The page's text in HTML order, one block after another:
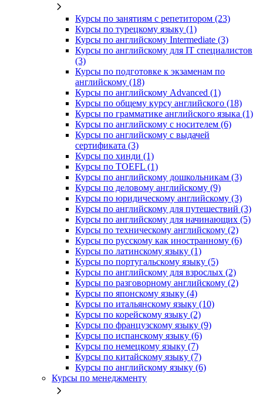
Курсы по занятиям с репетитором (23)
Курсы по турецкому языку (1)
Курсы по английскому Intermediate (3)
Курсы по английскому для IT специалистов
(3)
Курсы по подготовке к экзаменам по
английскому (18)
Курсы по английскому Advanced (1)
Курсы по общему курсу английского (18)
Курсы по грамматике английского языка (1)
Курсы по английскому с носителем (6)
Курсы по английскому с выдачей
сертификата (3)
Курсы по хинди (1)
Курсы по TOEFL (1)
Курсы по английскому дошкольникам (3)
Курсы по деловому английскому (9)
Курсы по юридическому английскому (3)
Курсы по английскому для путешествий (3)
Курсы по английскому для начинающих (5)
Курсы по техническому английскому (2)
Курсы по русскому как иностранному (6)
Курсы по латинскому языку (1)
Курсы по португальскому языку (5)
Курсы по английскому для взрослых (2)
Курсы по разговорному английскому (2)
Курсы по японскому языку (4)
Курсы по итальянскому языку (10)
Курсы по корейскому языку (2)
Курсы по французскому языку (9)
Курсы по испанскому языку (6)
Курсы по немецкому языку (7)
Курсы по китайскому языку (7)
Курсы по английскому языку (6)
Курсы по менеджменту